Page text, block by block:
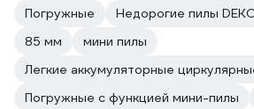
Погружные
Недорогие пилы
85 мм
мини пилы
Легкие аккумуляторные
Погружные с функцией мини-пилы